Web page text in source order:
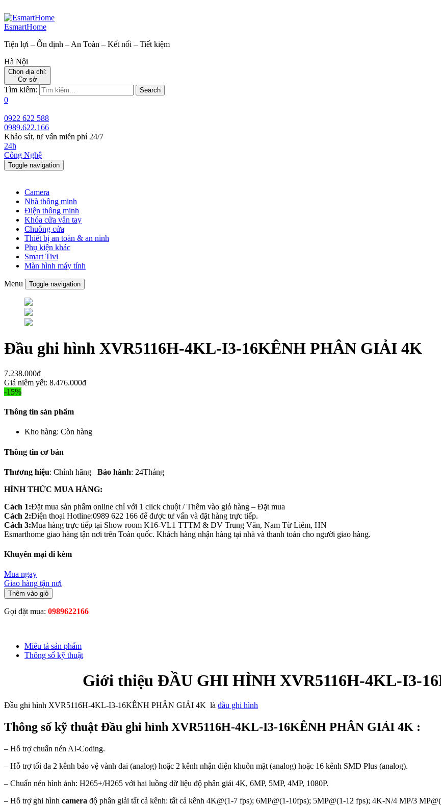
EsmartHome
Tiện lợi – Ổn định – An Toàn – Kết nối – Tiết kiệm
Hà Nội
Chọn địa chỉ:
Cơ sở
Tìm kiếm: Search
0
0922 622 588
0989.622.166
Khảo sát, tư vấn miễn phí 24/7
24h
Công Nghệ
Toggle navigation
Camera
Nhà thông minh
Điện thông minh
Khóa cửa vân tay
Chuông cửa
Thiết bị an toàn & an ninh
Phụ kiện khác
Smart Tivi
Màn hình máy tính
Menu Toggle navigation
Đầu ghi hình XVR5116H-4KL-I3-16KÊNH PHÂN GIẢI 4K
7.238.000đ
Giá niêm yết: 8.476.000đ
-15%
Thông tin sản phẩm
Kho hàng: Còn hàng
Thông tin cơ bản
Thương hiệu: Chính hãng Bảo hành: 24Tháng
HÌNH THỨC MUA HÀNG:
Cách 1:Đặt mua sản phẩm online chỉ với 1 click chuột / Thêm vào giỏ hàng – Đặt mua
Cách 2:Điện thoại Hotline:0989 622 166 để được tư vấn và đặt hàng trực tiếp.
Cách 3:Mua hàng trực tiếp tại Show room K16-VL1 TTTM & DV Trung Văn, Nam Từ Liêm, HN
Esmarthome giao hàng tận nơi trên Toàn quốc. Khách hàng nhận hàng tại nhà và thanh toán cho người giao hàng.
Khuyến mại đi kèm
Mua ngay
Giao hàng tận nơi
Thêm vào giỏ
Gọi đặt mua: 0989622166
Miêu tả sản phẩm
Thông số kỹ thuật
Giới thiệu ĐẦU GHI HÌNH XVR5116H-4KL-I3-
Đầu ghi hình XVR5116H-4KL-I3-16KÊNH PHÂN GIẢI 4K là đầu ghi hình
Thông số kỹ thuật Đầu ghi hình XVR5116H-4KL-I3-16KÊNH PHÂN GIẢI 4K :
– Hỗ trợ chuẩn nén AI-Coding.
– Hỗ trợ tối đa 2 kênh bảo vệ vành đai (analog) hoặc 2 kênh nhận diện khuôn mặt (analog) hoặc 16 kênh SMD Plus (analog).
– Chuẩn nén hình ảnh: H265+/H265 với hai luồng dữ liệu độ phân giải 4K, 6MP, 5MP, 4MP, 1080P.
– Hỗ trợ ghi hình camera độ phân giải tất cả kênh: tất cả kênh 4K@(1-7 fps); 6MP@(1-10fps); 5MP@(1-12 fps); 4K-N/4 MP/3